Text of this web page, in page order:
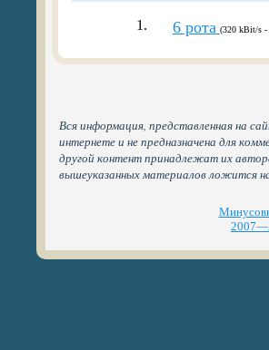
1. 6 рота (320 kBit/s -
Вся информация, представленная на
интернете и не предназначена для
другой контент принадлежат их
вышеуказанных материалов ложится